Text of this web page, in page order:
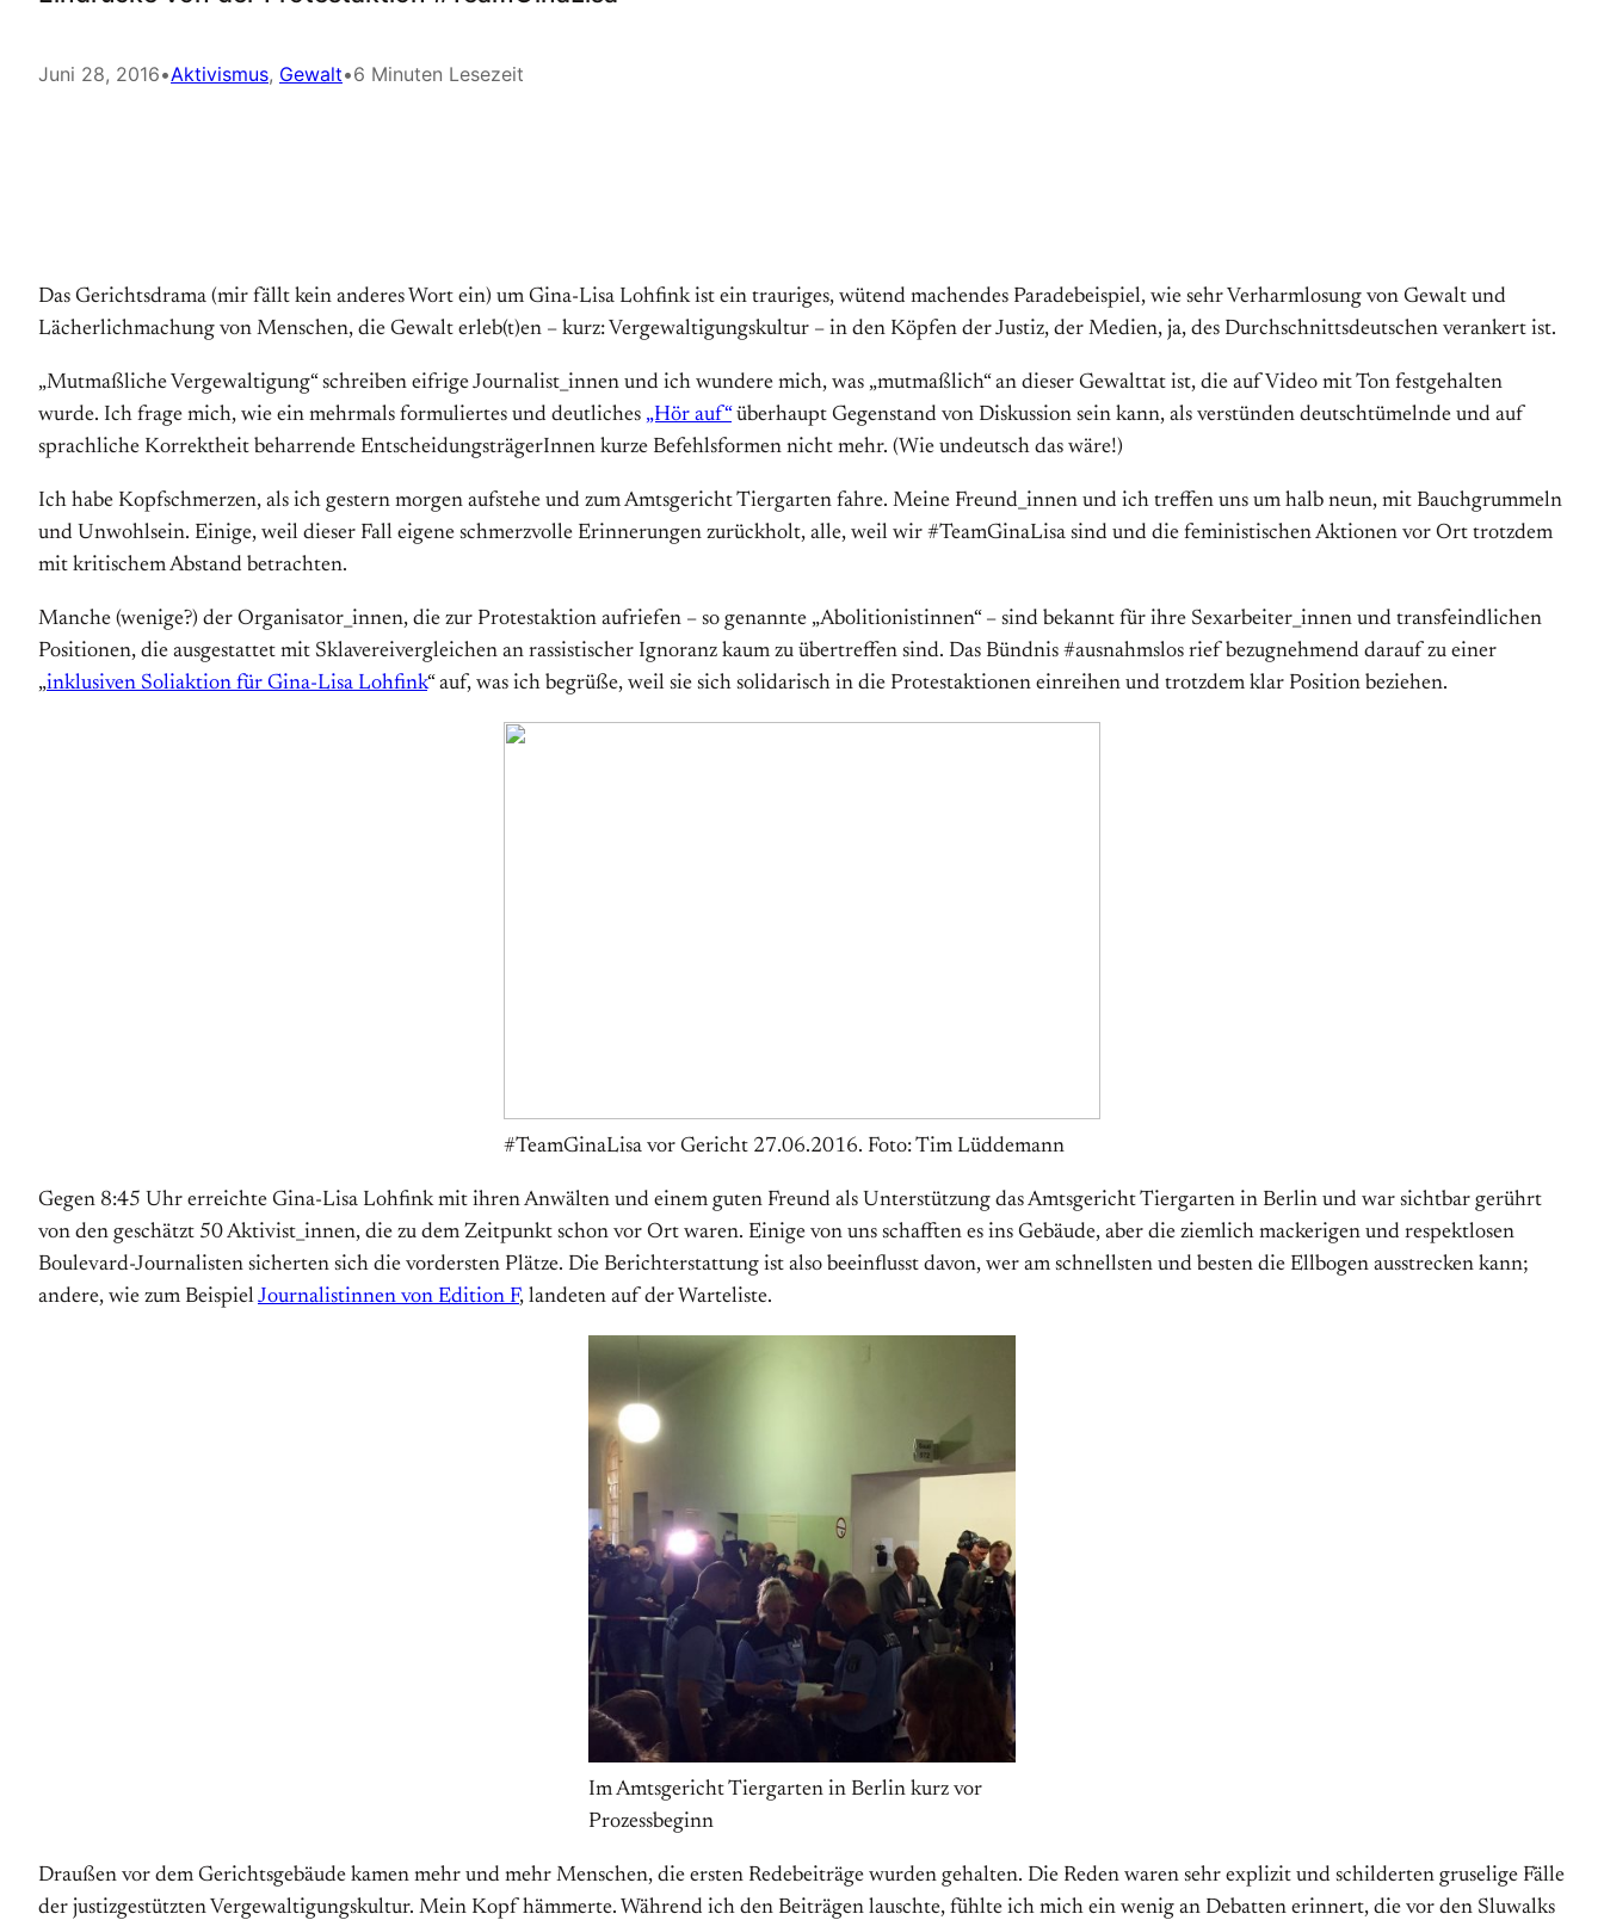
Juni 28, 2016•Aktivismus, Gewalt•6 Minuten Lesezeit
Das Gerichtsdrama (mir fällt kein anderes Wort ein) um Gina-Lisa Lohfink ist ein trauriges, wütend machendes Paradebeispiel, wie sehr Verharmlosung von Gewalt und
Lächerlichmachung von Menschen, die Gewalt erleb(t)en – kurz: Vergewaltigungskultur – in den Köpfen der Justiz, der Medien, ja, des Durchschnittsdeutschen verankert ist.
„Mutmaßliche Vergewaltigung“ schreiben eifrige Journalist_innen und ich wundere mich, was „mutmaßlich“ an dieser Gewalttat ist, die auf Video mit Ton festgehalten
wurde. Ich frage mich, wie ein mehrmals formuliertes und deutliches „Hör auf“ überhaupt Gegenstand von Diskussion sein kann, als verstünden deutschtümelnde und auf
sprachliche Korrektheit beharrende EntscheidungsträgerInnen kurze Befehlsformen nicht mehr. (Wie undeutsch das wäre!)
Ich habe Kopfschmerzen, als ich gestern morgen aufstehe und zum Amtsgericht Tiergarten fahre. Meine Freund_innen und ich treffen uns um halb neun, mit Bauchgrummeln
und Unwohlsein. Einige, weil dieser Fall eigene schmerzvolle Erinnerungen zurückholt, alle, weil wir #TeamGinaLisa sind und die feministischen Aktionen vor Ort trotzdem
mit kritischem Abstand betrachten.
Manche (wenige?) der Organisator_innen, die zur Protestaktion aufriefen – so genannte „Abolitionistinnen“ – sind bekannt für ihre Sexarbeiter_innen und transfeindlichen
Positionen, die ausgestattet mit Sklavereivergleichen an rassistischer Ignoranz kaum zu übertreffen sind. Das Bündnis #ausnahmslos rief bezugnehmend darauf zu einer
„inklusiven Soliaktion für Gina-Lisa Lohfink“ auf, was ich begrüße, weil sie sich solidarisch in die Protestaktionen einreihen und trotzdem klar Position beziehen.
#TeamGinaLisa vor Gericht 27.06.2016. Foto: Tim Lüddemann
Gegen 8:45 Uhr erreichte Gina-Lisa Lohfink mit ihren Anwälten und einem guten Freund als Unterstützung das Amtsgericht Tiergarten in Berlin und war sichtbar gerührt
von den geschätzt 50 Aktivist_innen, die zu dem Zeitpunkt schon vor Ort waren. Einige von uns schafften es ins Gebäude, aber die ziemlich mackerigen und respektlosen
Boulevard-Journalisten sicherten sich die vordersten Plätze. Die Berichterstattung ist also beeinflusst davon, wer am schnellsten und besten die Ellbogen ausstrecken kann;
andere, wie zum BeispielJournalistinnen von Edition F, landeten auf der Warteliste.
Im Amtsgericht Tiergarten in Berlin kurz vor
Prozessbeginn
Draußen vor dem Gerichtsgebäude kamen mehr und mehr Menschen, die ersten Redebeiträge wurden gehalten. Die Reden waren sehr explizit und schilderten gruselige Fälle
der justizgestützten Vergewaltigungskultur. Mein Kopf hämmerte. Während ich den Beiträgen lauschte, fühlte ich mich ein wenig an Debatten erinnert, die vor den Sluwalks